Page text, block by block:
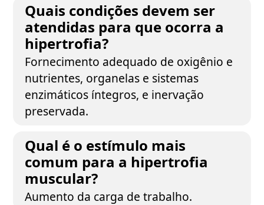
Quais condições devem ser
atendidas para que ocorra a
hipertrofia?
Fornecimento adequado de oxigênio e
nutrientes, organelas e sistemas
enzimáticos íntegros, e inervação
preservada.
Qual é o estímulo mais
comum para a hipertrofia
muscular?
Aumento da carga de trabalho.